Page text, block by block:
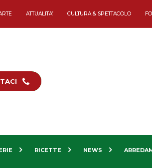
ATTUALITA’ CULTURA & SPETTACOLO
RICETTE NEWS